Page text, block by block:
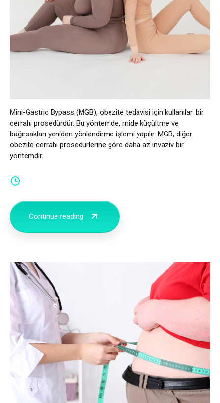
Mini-Gastric Bypass (MGB), obezite tedavisi için kullanılan bir
cerrahi prosedürdür. Bu yöntemde, mide küçültme ve
bağırsakları yeniden yönlendirme işlemi yapılır. MGB, diğer
obezite cerrahi prosedürlerine göre daha az invaziv bir
yöntemdir.
Continue reading